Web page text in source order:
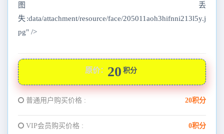
图丢
失:data/attachment/resource/face/205011aoh3hifnni213l5y.j
pg" />
原价： 20 积分
普通用户购买价格 : 20积分
VIP会员购买价格 : 0积分